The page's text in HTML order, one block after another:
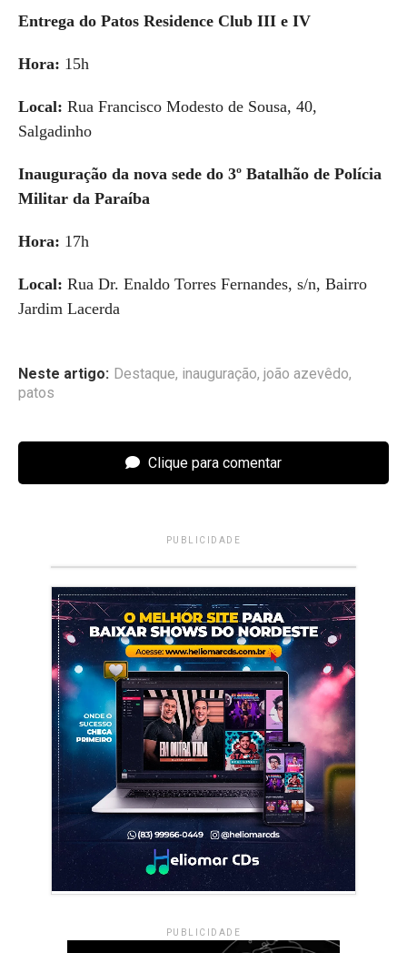
Entrega do Patos Residence Club III e IV
Hora: 15h
Local: Rua Francisco Modesto de Sousa, 40,
Salgadinho
Inauguração da nova sede do 3º Batalhão de Polícia
Militar da Paraíba
Hora: 17h
Local: Rua Dr. Enaldo Torres Fernandes, s/n, Bairro
Jardim Lacerda
Neste artigo: Destaque, inauguração, joão azevêdo,
patos
Clique para comentar
PUBLICIDADE
PUBLICIDADE